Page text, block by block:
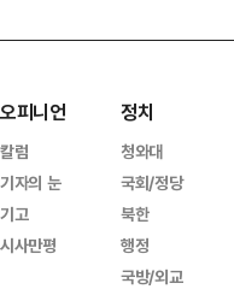
오피니언
칼럼
기자의 눈
기고
시사만평
정치
청와대
국회/정당
북한
행정
국방/외교